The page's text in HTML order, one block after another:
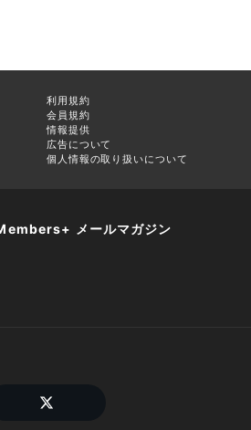
利用規約
会員規約
情報提供
広告について
個人情報の取り扱いについて
メールマガジン